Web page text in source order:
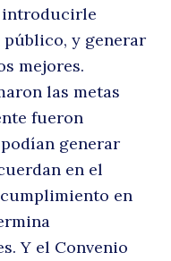
introducirle
y generar
mejores.
las metas
fueron
generar
en el
en
Y el Convenio